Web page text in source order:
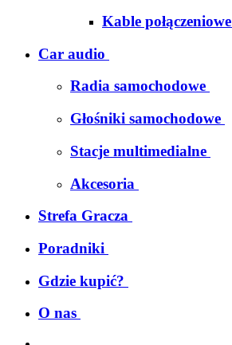
Kable połączeniowe
Car audio
Radia samochodowe
Głośniki samochodowe
Stacje multimedialne
Akcesoria
Strefa Gracza
Poradniki
Gdzie kupić?
O nas